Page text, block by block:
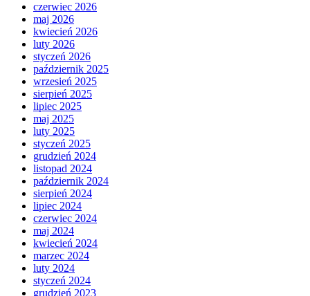
czerwiec 2026
maj 2026
kwiecień 2026
luty 2026
styczeń 2026
październik 2025
wrzesień 2025
sierpień 2025
lipiec 2025
maj 2025
luty 2025
styczeń 2025
grudzień 2024
listopad 2024
październik 2024
sierpień 2024
lipiec 2024
czerwiec 2024
maj 2024
kwiecień 2024
marzec 2024
luty 2024
styczeń 2024
grudzień 2023